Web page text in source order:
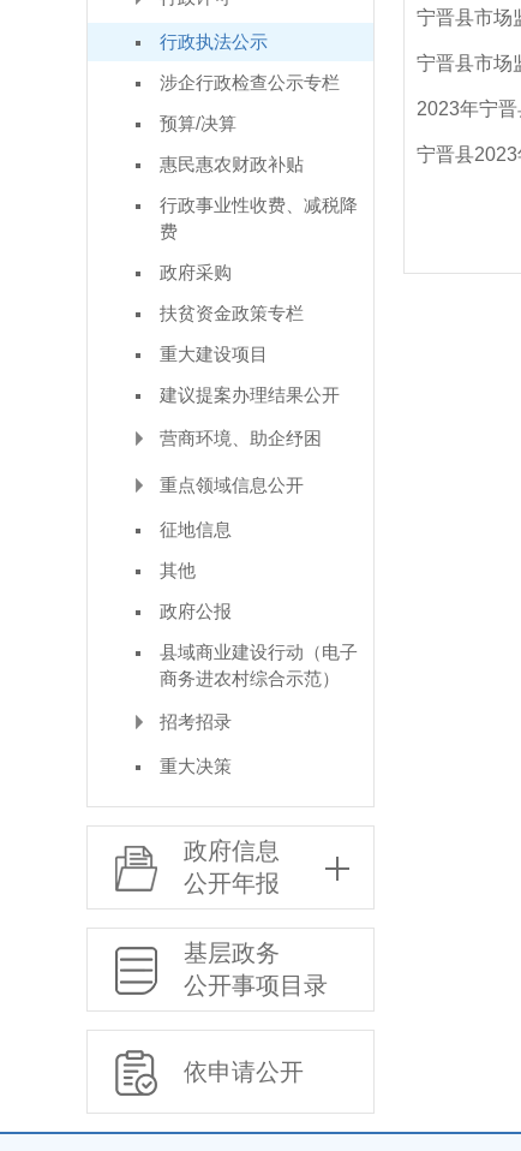
行政执法公示
涉企行政检查公示专栏
预算/决算
惠民惠农财政补贴
行政事业性收费、减税降
费
政府采购
扶贫资金政策专栏
重大建设项目
建议提案办理结果公开
营商环境、助企纾困
重点领域信息公开
征地信息
其他
政府公报
县域商业建设行动（电子
商务进农村综合示范）
招考招录
重大决策
政府信息
公开年报
基层政务
公开事项目录
依申请公开
宁晋县市场
宁晋县市场
2023年宁
宁晋县2023